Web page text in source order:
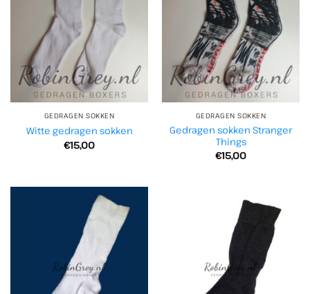
GEDRAGEN SOKKEN
Witte gedragen sokken
€15,00
GEDRAGEN SOKKEN
Gedragen sokken Stranger
Things
€15,00